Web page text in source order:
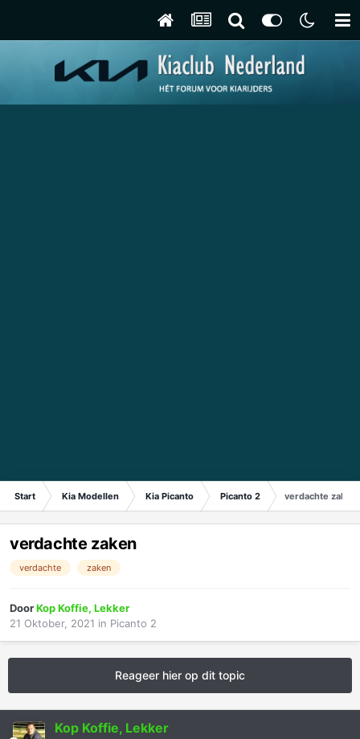
Start Kia Modellen Kia Picanto Picanto 2 verdachte zaken
verdachte zaken
verdachte zaken
DoorKop Koffie, Lekker
21 Oktober, 2021 in Picanto 2
Reageer hier op dit topic
Kop Koffie, Lekker